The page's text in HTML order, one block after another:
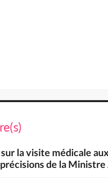
la visite médicale
de la